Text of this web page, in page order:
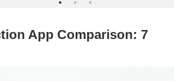
App Comparison: 7